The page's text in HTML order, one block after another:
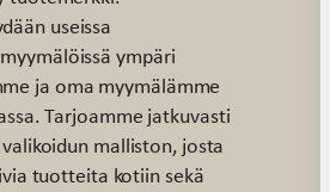
useissa
ympäri
ja oma myymälämme
Tarjoamme jatkuvasti
malliston, josta
tuotteita kotiin sekä